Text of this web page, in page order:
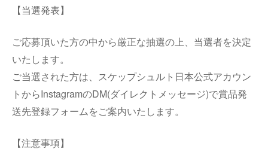
【当選発表】
ご応募頂いた方の中から厳正な抽選の上、当選者を決定
いたします。
ご当選された方は、スケップシュルト日本公式アカウン
トからInstagramのDM(ダイレクトメッセージ)で賞品発
送先登録フォームをご案内いたします。
【注意事項】